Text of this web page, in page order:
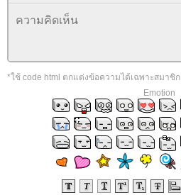
*ใช้ code html ตกแต่งข้อความได้เฉพาะสมาชิก
Emotion